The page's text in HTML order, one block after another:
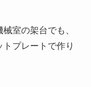
室の架台でも、
プレートで作り